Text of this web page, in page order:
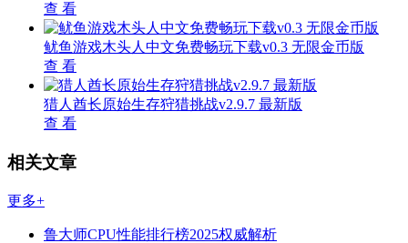
查 看
鱿鱼游戏木头人中文免费畅玩下载v0.3 无限金币版
查 看
猎人酋长原始生存狩猎挑战v2.9.7 最新版
查 看
相关文章
更多+
鲁大师CPU性能排行榜2025权威解析